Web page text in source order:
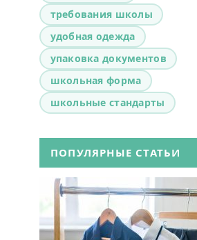
требования школы
удобная одежда
упаковка документов
школьная форма
школьные стандарты
ПОПУЛЯРНЫЕ СТАТЬИ